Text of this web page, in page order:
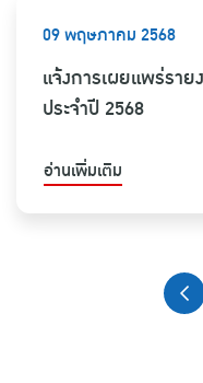
09 พฤษภาคม 2568
แจ้งการเผยแพร่รา
ประจำปี 2568
อ่านเพิ่มเติม